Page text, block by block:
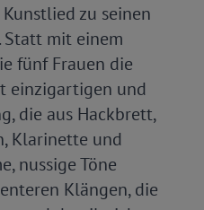
zu seinen
Statt mit einem
fünf Frauen die
einzigartigen und
die aus Hackbrett,
Klarinette und
nussige Töne
Klängen, die